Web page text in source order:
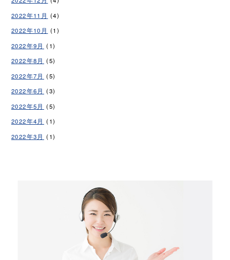
2022年11月 (4)
2022年10月 (1)
2022年9月 (1)
2022年8月 (5)
2022年7月 (5)
2022年6月 (3)
2022年5月 (5)
2022年4月 (1)
2022年3月 (1)